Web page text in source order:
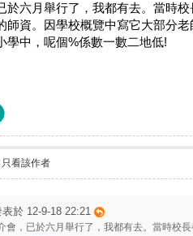
於六月舉行了，我都有去。當時
師資。因學校概覽中寫它大部分
學中，呢個%係數一數二地低!
只看該作者
表於 12-9-18 22:21
會，已於六月舉行了，我都有去。當時校